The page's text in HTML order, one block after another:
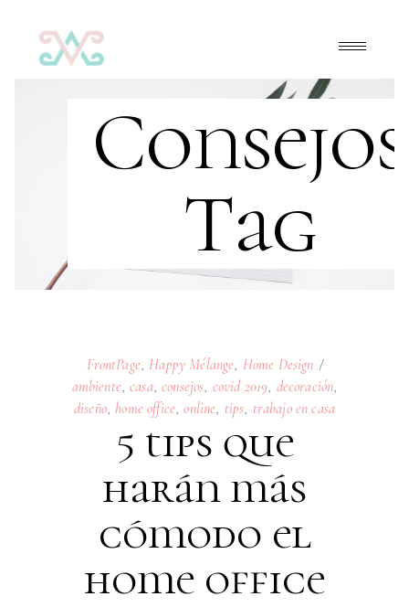
Consejos
Tag
FrontPage Happy Mélange Home Design
ambiente ,casa ,consejos covid 2019 decoración
diseño, home office ,online tips trabajo en casa
5 tips que
harán más
cómodo el
home office